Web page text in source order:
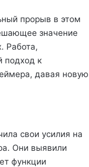
прорыв в этом
значение
Работа,
подход к
давая новую
свои усилия на
Они выявили
функции